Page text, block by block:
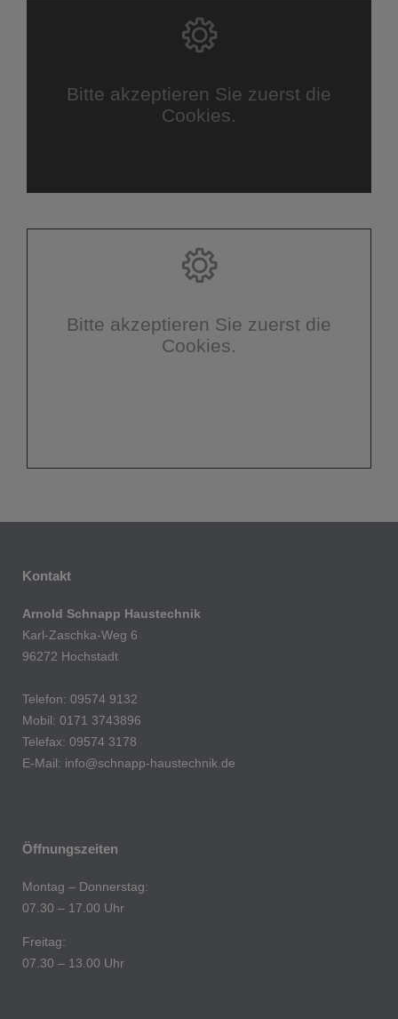
Bitte akzeptieren Sie zuerst die
Cookies.
Bitte akzeptieren Sie zuerst die
Cookies.
Kontakt
Arnold Schnapp Haustechnik
Karl-Zaschka-Weg 6
96272 Hochstadt
Telefon: 09574 9132
Mobil: 0171 3743896
Telefax: 09574 3178
E-Mail: info@schnapp-haustechnik.de
Öffnungszeiten
Montag – Donnerstag:
07.30 – 17.00 Uhr
Freitag:
07.30 – 13.00 Uhr